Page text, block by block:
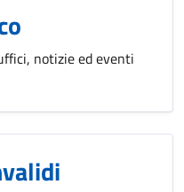
notizie ed eventi